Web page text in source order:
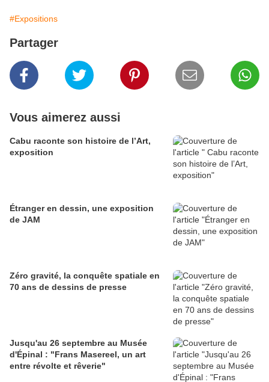
#Expositions
Partager
Vous aimerez aussi
Cabu raconte son histoire de l’Art,
exposition
Étranger en dessin, une exposition
de JAM
Zéro gravité, la conquête spatiale en
70 ans de dessins de presse
Jusqu'au 26 septembre au Musée
d'Épinal : "Frans Masereel, un art
entre révolte et rêverie"